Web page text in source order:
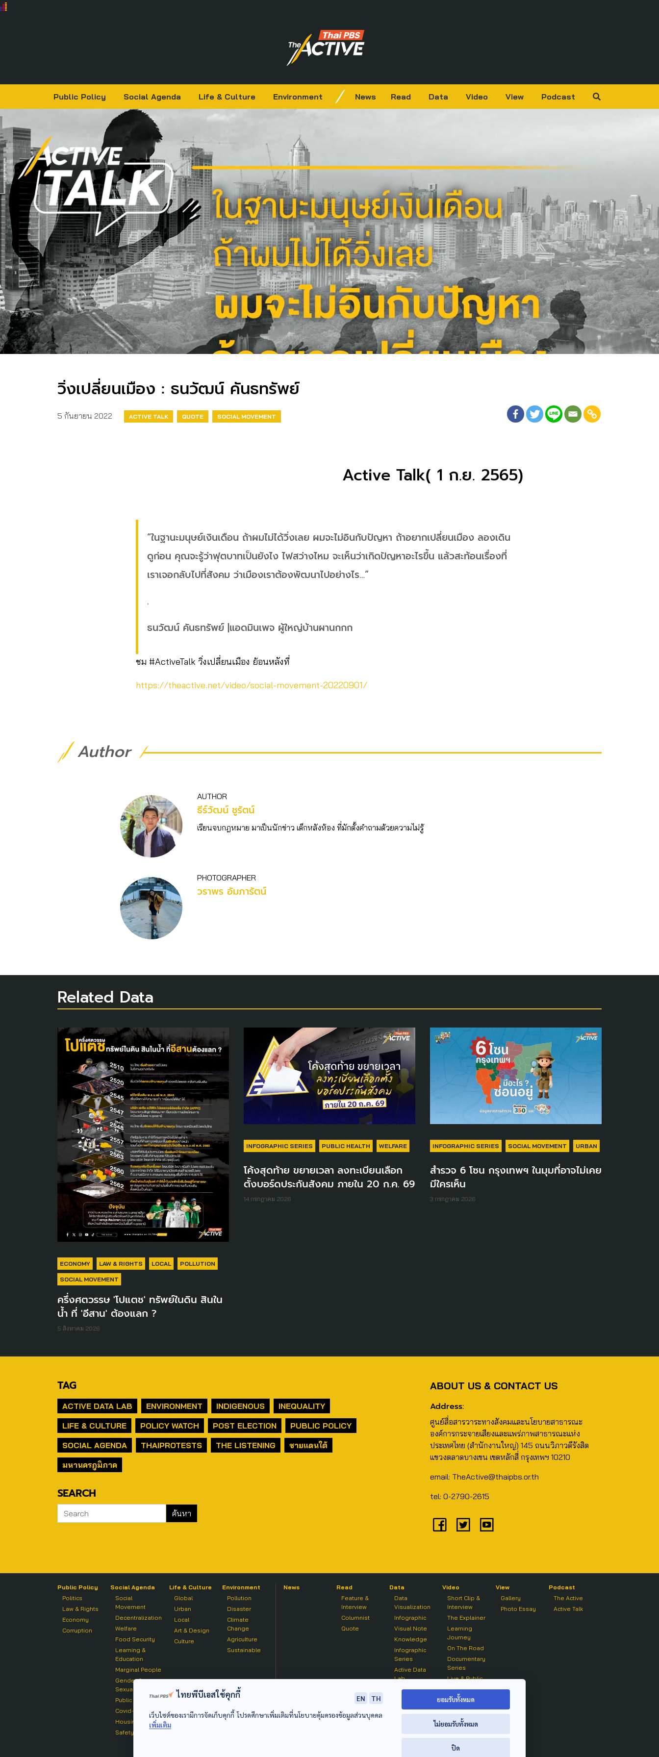
Public Policy Social Agenda Life & Culture Environment News Read Data Video View Podcast
วิ่งเปลี่ยนเมือง : ธนวัฒน์ คันธทรัพย์
5 กันยายน 2022 ACTIVE TALK QUOTE SOCIAL MOVEMENT
Active Talk( 1 ก.ย. 2565)
“ในฐานะมนุษย์เงินเดือน ถ้าผมไม่ได้วิ่งเลย ผมจะไม่อินกับปัญหา ถ้าอยากเปลี่ยนเมือง ลองเดิน
ดูก่อน คุณจะรู้ว่าฟุตบาทเป็นยังไง ไฟสว่างไหม จะเห็นว่าเกิดปัญหาอะไรขึ้น แล้วสะท้อนเรื่องที่
เราเจอกลับไปที่สังคม ว่าเมืองเราต้องพัฒนาไปอย่างไร…”
.
ธนวัฒน์ คันธทรัพย์ |แอดมินเพจ ผู้ใหญ่บ้านผานกกก
ชม #ActiveTalk วิ่งเปลี่ยนเมือง ย้อนหลังที่
https://theactive.net/video/social-movement-20220901/
Author
AUTHOR
ธีร์วัฒน์ ชูรัตน์
เรียนจบกฎหมาย มาเป็นนักข่าว เด็กหลังห้อง ที่มักตั้งคำถามด้วยความไม่รู้
PHOTOGRAPHER
วราพร อัมภารัตน์
Related Data
ECONOMY LAW & RIGHTS LOCAL POLLUTION
SOCIAL MOVEMENT
ครึ่งศตวรรษ 'โปแตช' ทรัพย์ในดิน สินใน
น้ำ ที่ 'อีสาน' ต้องแลก ?
5 สิงหาคม 2026
INFOGRAPHIC SERIES PUBLIC HEALTH WELFARE
โค้งสุดท้าย ขยายเวลา ลงทะเบียนเลือก
ตั้งบอร์ดประกันสังคม ภายใน 20 ก.ค. 69
14 กรกฎาคม 2026
INFOGRAPHIC SERIES SOCIAL MOVEMENT URBAN
สำรวจ 6 โซน กรุงเทพฯ ในมุมที่อาจไม่เคย
มีใครเห็น
3 กรกฎาคม 2026
TAG
ACTIVE DATA LAB ENVIRONMENT INDIGENOUS
INEQUALITY
LIFE & CULTURE
POLICY WATCH POST ELECTION
PUBLIC POLICY
SOCIAL AGENDA
THAIPROTESTS THE LISTENING
ชายแดนใต้
มหานครภูมิภาค
SEARCH
ABOUT US & CONTACT US
Address:
ศูนย์สื่อสารวาระทางสังคมและนโยบายสาธารณะ
องค์การกระจายเสียงและแพร่ภาพสาธารณะแห่ง
ประเทศไทย (สำนักงานใหญ่) 145 ถนนวิภาวดีรังสิต
แขวงตลาดบางเขน เขตหลักสี่ กรุงเทพฯ 10210
email: TheActive@thaipbs.or.th
tel: 0-2790-2615
Public Policy
Politics
Law & Rights
Economy
Corruption
Social Agenda
Social
Movement
Decentralization
Welfare
Food Security
Learning &
Education
Marginal People
Gender &
Sexuality
Public Health
Covid-19
Housing
Safety
Life & Culture
Global
Urban
Local
Art & Design
Culture
Environment
Pollution
Disaster
Climate
Change
Agriculture
Sustainable
News
Read
Feature &
Interview
Columnist
Quote
Data
Data
Visualization
Infographic
Visual Note
Knowledge
Infographic
Series
Active Data
Lab
Video
Short Clip &
Interview
The Explainer
Learning
Journey
On The Road
Documentary
Series
Live & Public
On air Clip
View
Gallery
Photo Essay
Podcast
The Active
Active Talk
ไทยพีบีเอสใช้คุกกี้ EN
TH
เว็บไซต์ของเรามีการจัดเก็บคุกกี้ โปรดศึกษาเพิ่มเติมที่นโยบายคุ้มครองข้อมูลส่วนบุคคล
เพิ่มเติม
ยอมรับทั้งหมด
ไม่ยอมรับทั้งหมด
ปิด